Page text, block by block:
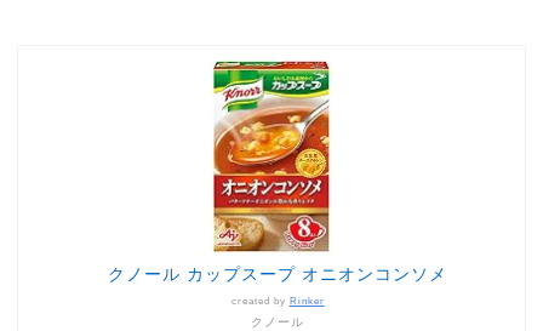
クノール カップスープ オニオンコンソメ
created by Rinker
クノール